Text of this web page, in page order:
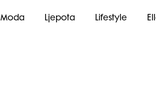
Moda Ljepota Lifestyle